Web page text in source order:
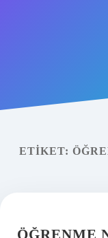
Yasal Uyarı
ETIKET:
ÖĞRENME